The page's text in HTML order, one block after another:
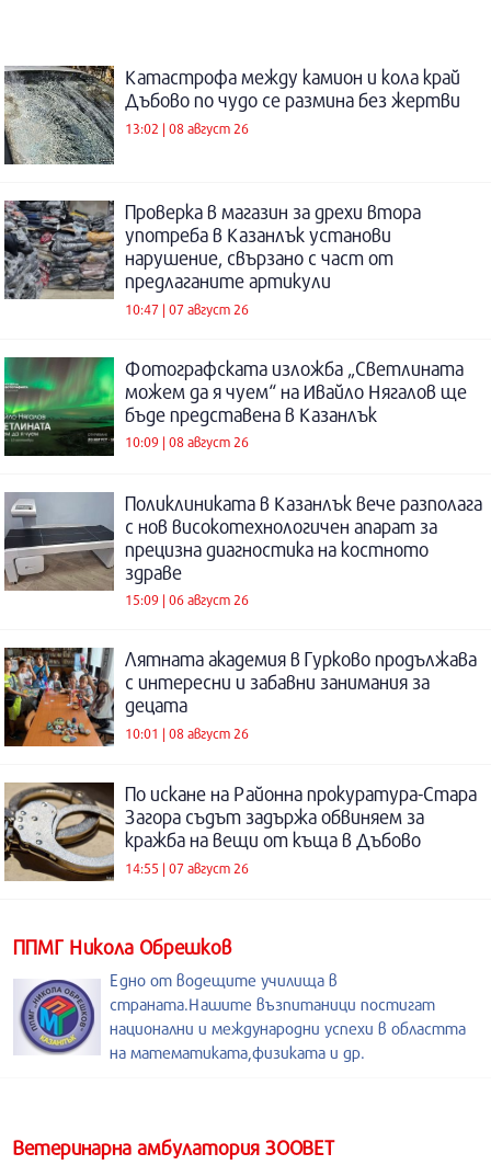
Катастрофа между камион и кола край
Дъбово по чудо се размина без жертви
13:02 | 08 август 26
Проверка в магазин за дрехи втора
употреба в Казанлък установи
нарушение, свързано с част от
предлаганите артикули
10:47 | 07 август 26
Фотографската изложба „Светлината
можем да я чуем“ на Ивайло Нягалов ще
бъде представена в Казанлък
10:09 | 08 август 26
Поликлиниката в Казанлък вече разполага
с нов високотехнологичен апарат за
прецизна диагностика на костното
здраве
15:09 | 06 август 26
Лятната академия в Гурково продължава
с интересни и забавни занимания за
децата
10:01 | 08 август 26
По искане на Районна прокуратура-Стара
Загора съдът задържа обвиняем за
кражба на вещи от къща в Дъбово
14:55 | 07 август 26
ППМГ Никола Обрешков
Едно от водещите училища в
страната.Нашите възпитаници постигат
национални и международни успехи в областта
на математиката,физиката и др.
Ветеринарна амбулатория ЗООВЕТ